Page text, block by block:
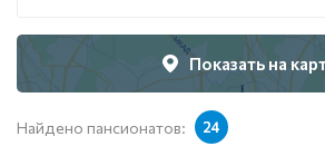
Показать на
Найдено пансионатов: 24